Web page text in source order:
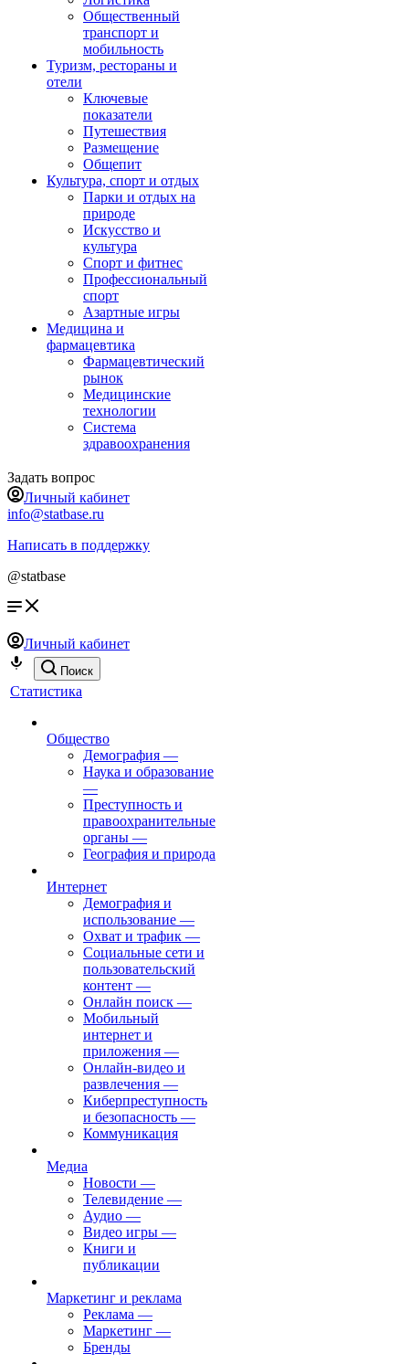
Общественный
транспорт и
мобильность
Туризм, рестораны и
отели
Ключевые
показатели
Путешествия
Размещение
Общепит
Культура, спорт и отдых
Парки и отдых на
природе
Искусство и
культура
Спорт и фитнес
Профессиональный
спорт
Азартные игры
Медицина и
фармацевтика
Фармацевтический
рынок
Медицинские
технологии
Система
здравоохранения
Задать вопрос
Личный кабинет
info@statbase.ru
Написать в поддержку
@statbase
Личный кабинет
Поиск
Статистика
Общество
Демография —
Наука и образование
—
Преступность и
правоохранительные
органы —
География и природа
Интернет
Демография и
использование —
Охват и трафик —
Социальные сети и
пользовательский
контент —
Онлайн поиск —
Мобильный
интернет и
приложения —
Онлайн-видео и
развлечения —
Киберпреступность
и безопасность —
Коммуникация
Медиа
Новости —
Телевидение —
Аудио —
Видео игры —
Книги и
публикации
Маркетинг и реклама
Реклама —
Маркетинг —
Бренды